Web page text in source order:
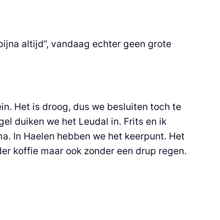
altijd”, vandaag echter geen grote
Het is droog, dus we besluiten toch te
duiken we het Leudal in. Frits en ik
In Haelen hebben we het keerpunt. Het
koffie maar ook zonder een drup regen.